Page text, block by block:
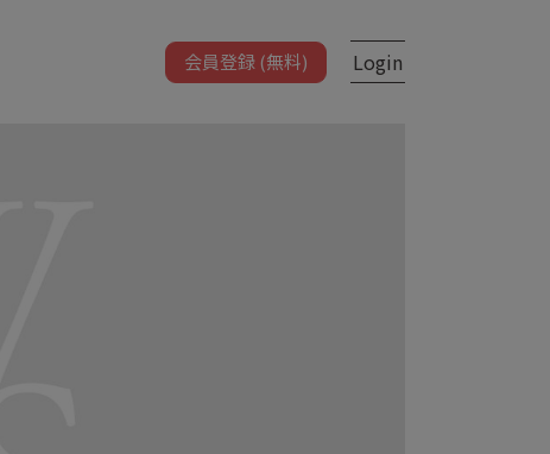
会員登録 (無料) Login